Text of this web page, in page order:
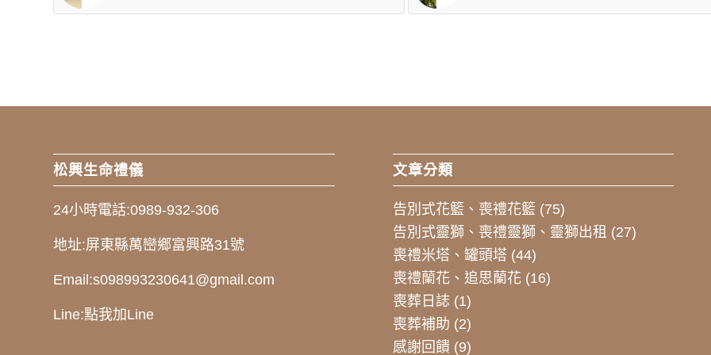
松興生命禮儀
24小時電話:0989-932-306
地址:屏東縣萬巒鄉富興路31號
Email:s098993230641@gmail.com
Line:點我加Line
文章分類
告別式花籃、喪禮花籃 (75)
告別式靈獅、喪禮靈獅、靈獅出租 (27)
喪禮米塔、罐頭塔 (44)
喪禮蘭花、追思蘭花 (16)
喪葬日誌 (1)
喪葬補助 (2)
感謝回饋(9)